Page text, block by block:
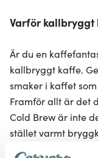
Varför kallbryggt
Är du en
kallbryggt kaffe.
smaker i kaffet
Framför allt är det
Cold Brew är inte
stället varmt
serveras.